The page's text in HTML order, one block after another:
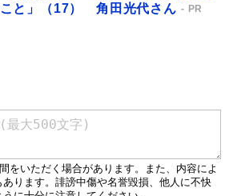
こと」（17） 角田光代さん
PR